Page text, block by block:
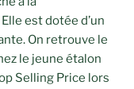
est dotée d’un
On retrouve le
le jeune étalon
Selling Price lors